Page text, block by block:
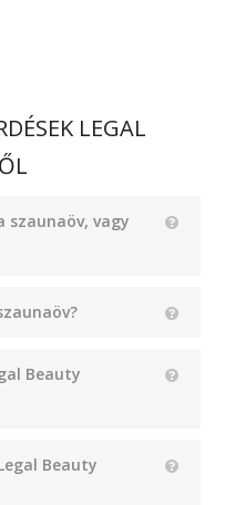
LEGAL
szaunaöv, vagy
Beauty
Beauty